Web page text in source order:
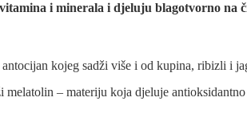
i minerala i djeluju blagotvorno na
kojeg sadži više i od kupina, ribizli i
melatolin – materiju koja djeluje